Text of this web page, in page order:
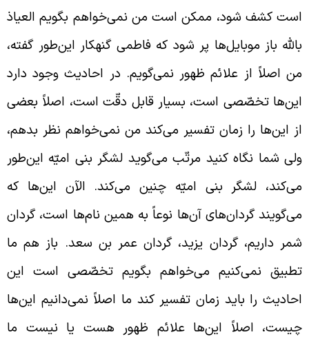
کشف شود، ممکن است من نمی‌خواهم بگویم العیاذ
باز موبایل‌ها پر شود که فاطمی گنهکار این‌طور گفته،
اصلاً از علائم ظهور نمی‌گویم. در احادیث وجود دارد
تخصّصی است، بسیار قابل دقّت است، اصلاً بعضی
این‌ها را زمان تفسیر می‌کند من نمی‌خواهم نظر بدهم،
شما نگاه کنید مرتّب می‌گوید لشگر بنی امیّه این‌طور
لشگر بنی امیّه چنین می‌کند. الآن این‌ها که
گردان‌های آن‌ها نوعاً به همین نام‌ها است، گردان
داریم، گردان یزید، گردان عمر بن سعد. باز هم ما
نمی‌کنیم می‌خواهم بگویم تخصّصی است این
را باید زمان تفسیر کند ما اصلاً نمی‌دانیم این‌ها
اصلاً این‌ها علائم ظهور هست یا نیست ما